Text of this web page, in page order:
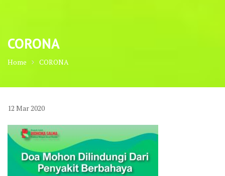
CORONA
Home CORONA
12 Mar 2020